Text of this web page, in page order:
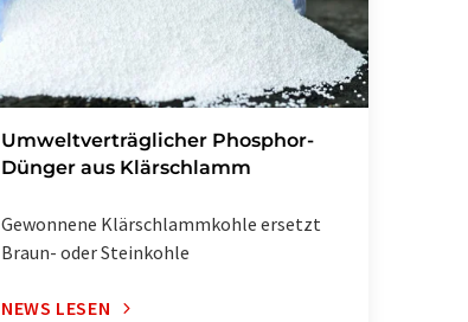
Umweltverträglicher Phosphor-
Dünger aus Klärschlamm
Gewonnene Klärschlammkohle ersetzt
Braun- oder Steinkohle
NEWS LESEN